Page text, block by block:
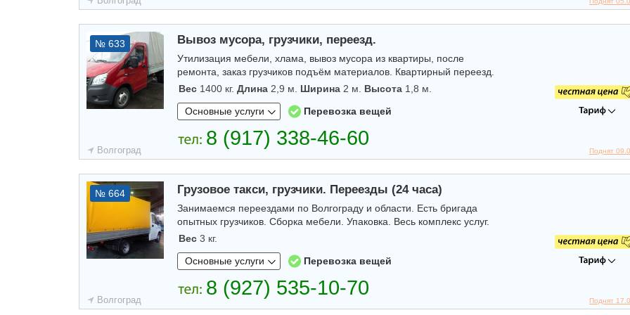
Волгоград Поднят
№ 633 Вывоз мусора, грузчики, переезд.
Утилизация мебели, хлама, вывоз мусора из квартиры, после
ремонта, заказ грузчиков подъём материалов. Квартирный переезд.
Вес 1400 кг. Длина 2,9 м. Ширина 2 м. Высота 1,8 м.
Основные услуги
Перевозка вещей
Волгоград Поднят
№ 664 Грузовое такси, грузчики. Переезды (24 часа)
Занимаемся переездами по Волгограду и области. Есть бригада
опытных грузчиков. Сборка мебели. Упаковка. Весь комплекс услуг.
Вес 3 кг.
Основные услуги
Перевозка вещей